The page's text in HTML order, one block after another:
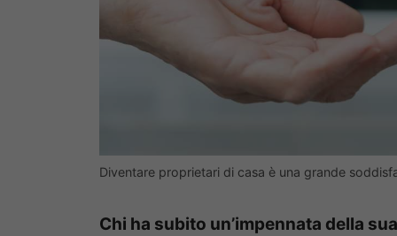
Diventare proprietari di casa è una grande
Chi ha subito un’impennata della